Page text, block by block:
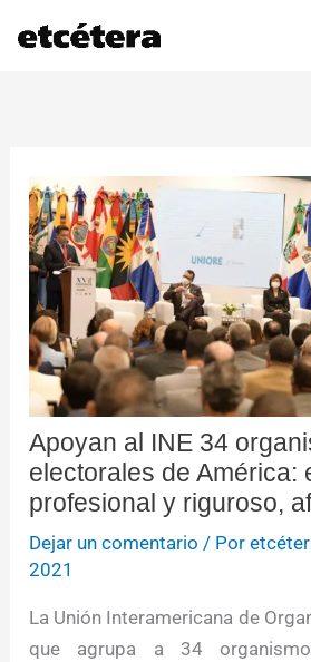
Apoyan al INE 34
electorales de América:
profesional y riguroso,
Dejar un comentario / Por
2021
La Unión Interamericana de
que agrupa a 34